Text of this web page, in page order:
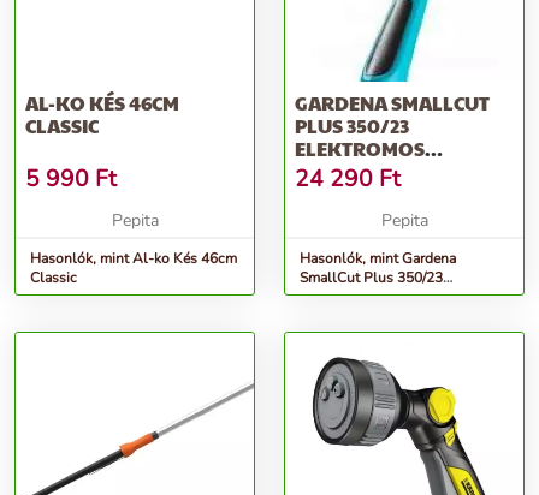
AL-KO KÉS 46CM
CLASSIC
5 990 Ft
Pepita
Hasonlók, mint Al-ko Kés 46cm
Classic
GARDENA SMALLCUT
PLUS 350/23
ELEKTROMOS
FŰSZEGÉLYNYÍRÓ
24 290 Ft
Pepita
Hasonlók, mint Gardena
SmallCut Plus 350/23
Elektromos fűszegélynyíró